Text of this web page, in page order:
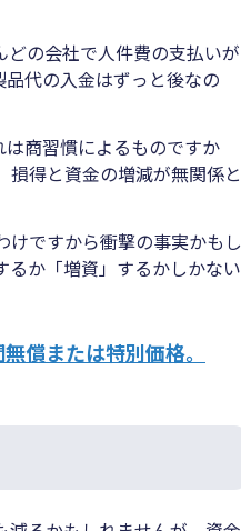
の会社で人件費の支払いが
代の入金はずっと後なの
商習慣によるものですか
得と資金の増減が無関係と
けですから衝撃の事実かもし
か「増資」するかしかない
償または特別価格。